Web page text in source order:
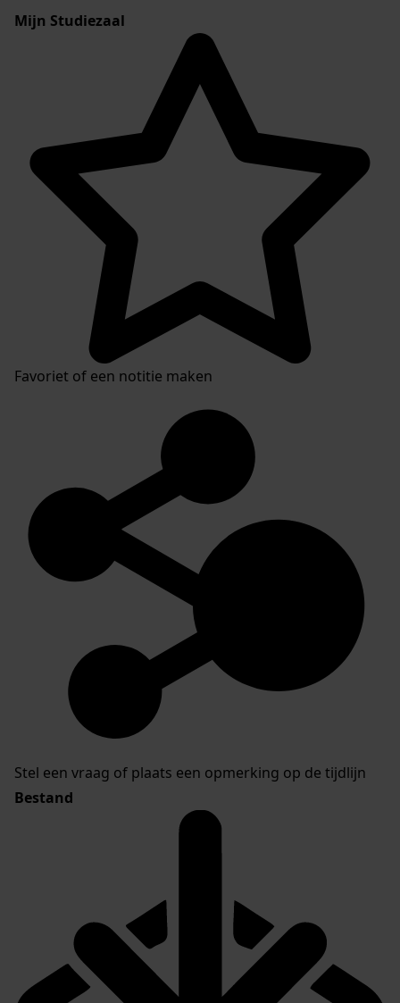
Mijn Studiezaal
Favoriet of een notitie maken
Stel een vraag of plaats een opmerking op de tijdlijn
Bestand